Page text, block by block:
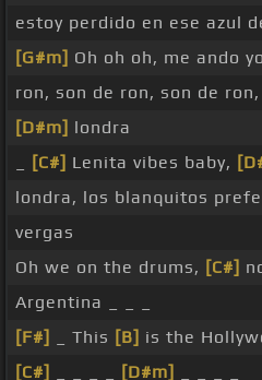
estoy perdido en ese azul
[G#m] Oh oh oh, me ando
ron, son de ron, son de ron,
[D#m] londra
[C#] Lenita vibes baby,
londra, los blanquitos
vergas
Oh we on the drums, [C#]
Argentina _ _ _
[F#]
_ This [B] is the
[C#]
[D#m]